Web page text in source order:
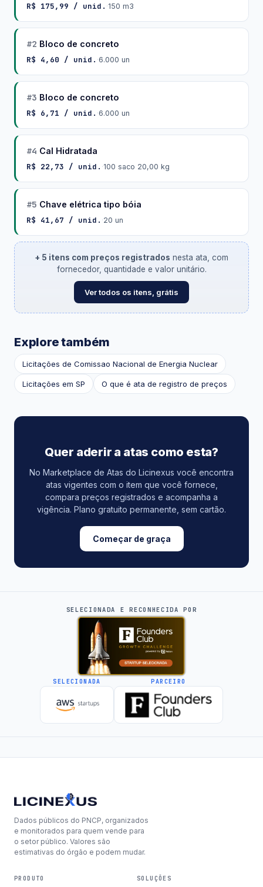
R$ 175,99 / unid. ·150 m3
#2 Bloco de concreto
R$ 4,60 / unid. ·6.000 un
#3 Bloco de concreto
R$ 6,71 / unid. ·6.000 un
#4 Cal Hidratada
R$ 22,73 / unid. ·100 saco 20,00 kg
#5 Chave elétrica tipo bóia
R$ 41,67 / unid. ·20 un
+ 5 itens com preços registrados nesta ata, com
fornecedor, quantidade e valor unitário.
Ver todos os itens, grátis
Explore também
Licitações de Comissao Nacional de Energia Nuclear
Licitações em SP O que é ata de registro de preços
Quer aderir a atas como esta?
No Marketplace de Atas do Licinexus você encontra
atas vigentes com o item que você fornece,
compara preços registrados e acompanha a
vigência. Plano gratuito permanente, sem cartão.
Começar de graça
SELECIONADA E RECONHECIDA POR
SELECIONADA PARCEIRO
Dados públicos do PNCP, organizados
e monitorados para quem vende para
o setor público. Valores são
estimativas do órgão e podem mudar.
PRODUTO SOLUÇÕES